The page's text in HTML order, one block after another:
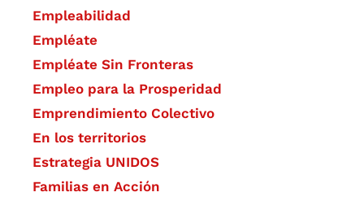
Empleabilidad
Empléate
Empléate Sin Fronteras
Empleo para la Prosperidad
Emprendimiento Colectivo
En los territorios
Estrategia UNIDOS
Familias en Acción